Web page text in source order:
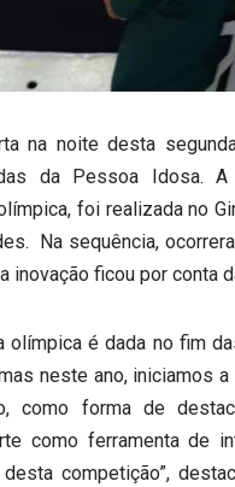
na noite desta
da Pessoa Idosa.
foi realizada no
Na sequência,
inovação ficou por conta
olímpica é dada no fim
neste ano, iniciamos
como forma de
como ferramenta de
competição”,